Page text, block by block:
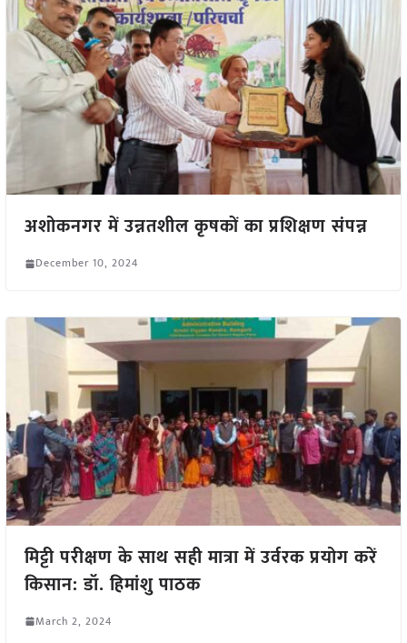
अशोकनगर में उन्नतशील कृषकों का प्रशिक्षण संपन्न
December 10, 2024
मिट्टी परीक्षण के साथ सही मात्रा में उर्वरक प्रयोग करें
किसान: डॉ. हिमांशु पाठक
March 2, 2024